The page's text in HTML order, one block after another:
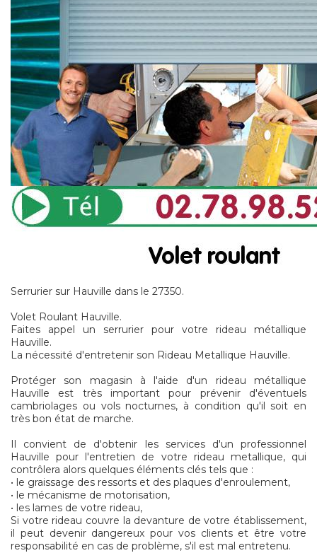
Serrurier sur Hauville dans le 27350.
Volet Roulant Hauville.
Faites appel un serrurier pour votre rideau métallique
Hauville.
La nécessité d'entretenir son Rideau Metallique Hauville.
Protéger son magasin à l'aide d'un rideau métallique
Hauville est très important pour prévenir d'éventuels
cambriolages ou vols nocturnes, à condition qu'il soit en
très bon état de marche.
Il convient de d'obtenir les services d'un professionnel
Hauville pour l'entretien de votre rideau metallique, qui
contrôlera alors quelques éléments clés tels que :
• le graissage des ressorts et des plaques d'enroulement,
• le mécanisme de motorisation,
• les lames de votre rideau,
Si votre rideau couvre la devanture de votre établissement,
il peut devenir dangereux pour vos clients et être votre
responsabilité en cas de problème, s'il est mal entretenu.